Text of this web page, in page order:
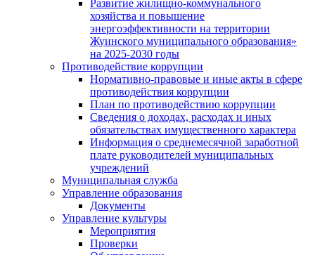
Развитие жилищно-коммунального
хозяйства и повышение
энергоэффективности на территории
Жуинского муниципального образования»
на 2025-2030 годы
Противодействие коррупции
Нормативно-правовые и иные акты в сфере
противодействия коррупции
План по противодействию коррупции
Сведения о доходах, расходах и иных
обязательствах имущественного характера
Информация о среднемесячной заработной
плате руководителей муниципальных
учреждений
Муниципальная служба
Управление образования
Документы
Управление культуры
Мероприятия
Проверки